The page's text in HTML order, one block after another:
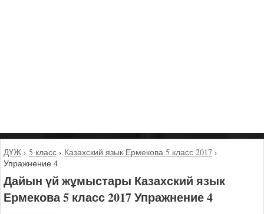
ДҮЖ › 5 класс › Казахский язык Ермекова 5 класс 2017 ›
Упражнение 4
Дайын үй жұмыстары Казахский язык
Ермекова 5 класс 2017 Упражнение 4